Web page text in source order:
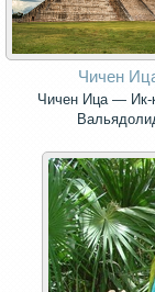
Чичен
Чичен Ица —